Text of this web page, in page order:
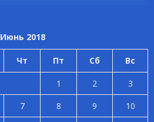
Июнь 2018
Чт Пт Сб Вс
1 2
3
7 8 9
10